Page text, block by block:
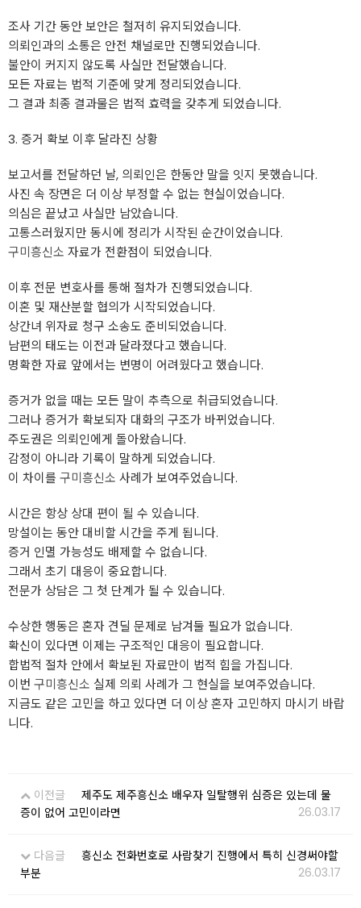
조사 기간 동안 보안은 철저히 유지되었습니다.
의뢰인과의 소통은 안전 채널로만 진행되었습니다.
불안이 커지지 않도록 사실만 전달했습니다.
모든 자료는 법적 기준에 맞게 정리되었습니다.
그 결과 최종 결과물은 법적 효력을 갖추게 되었습니다.
3. 증거 확보 이후 달라진 상황
보고서를 전달하던 날, 의뢰인은 한동안 말을 잇지 못했습니다.
사진 속 장면은 더 이상 부정할 수 없는 현실이었습니다.
의심은 끝났고 사실만 남았습니다.
고통스러웠지만 동시에 정리가 시작된 순간이었습니다.
구미흥신소 자료가 전환점이 되었습니다.
이후 전문 변호사를 통해 절차가 진행되었습니다.
이혼 및 재산분할 협의가 시작되었습니다.
상간녀 위자료 청구 소송도 준비되었습니다.
남편의 태도는 이전과 달라졌다고 했습니다.
명확한 자료 앞에서는 변명이 어려웠다고 했습니다.
증거가 없을 때는 모든 말이 추측으로 취급되었습니다.
그러나 증거가 확보되자 대화의 구조가 바뀌었습니다.
주도권은 의뢰인에게 돌아왔습니다.
감정이 아니라 기록이 말하게 되었습니다.
이 차이를 구미흥신소 사례가 보여주었습니다.
시간은 항상 상대 편이 될 수 있습니다.
망설이는 동안 대비할 시간을 주게 됩니다.
증거 인멸 가능성도 배제할 수 없습니다.
그래서 초기 대응이 중요합니다.
전문가 상담은 그 첫 단계가 될 수 있습니다.
수상한 행동은 혼자 견딜 문제로 남겨둘 필요가 없습니다.
확신이 있다면 이제는 구조적인 대응이 필요합니다.
합법적 절차 안에서 확보된 자료만이 법적 힘을 가집니다.
이번 구미흥신소 실제 의뢰 사례가 그 현실을 보여주었습니다.
지금도 같은 고민을 하고 있다면 더 이상 혼자 고민하지 마시기 바랍
니다.
이전글
제주도 제주흥신소 배우자 일탈행위 심증은 있는데 물
증이 없어 고민이라면
26.03.17
다음글
흥신소 전화번호로 사람찾기 진행에서 특히 신경써야할
부분
26.03.17